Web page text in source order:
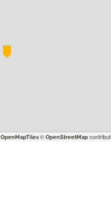
OpenMapTiles© OpenStreetMap